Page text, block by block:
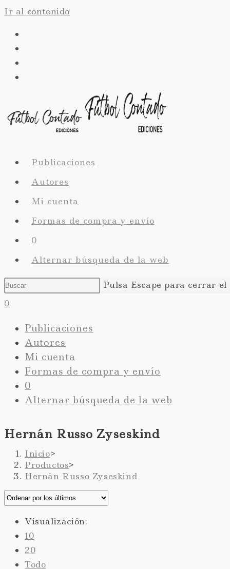
Ir al contenido
Publicaciones
Autores
Mi cuenta
Formas de compra y envío
0
Alternar búsqueda de la web
Pulsa Escape para cerrar
0
Publicaciones
Autores
Mi cuenta
Formas de compra y envío
0
Alternar búsqueda de la web
Hernán Russo Zyseskind
Inicio>
Productos>
Hernán Russo Zyseskind
Visualización:
10
20
Todo